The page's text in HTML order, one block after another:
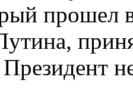
прошел